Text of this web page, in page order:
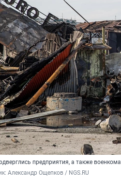
предприятия, а также
Александр Ощепков / NGS.RU